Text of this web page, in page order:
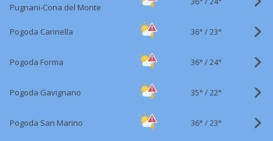
Pugnani-Cona del Monte
Pogoda Carinella 36° /23°
Pogoda Forma 36° /24°
Pogoda Gavignano 35° /22°
Pogoda San Marino 36° /23°